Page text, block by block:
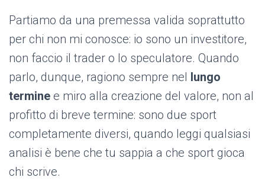
Partiamo da una premessa valida soprattutto
per chi non mi conosce: io sono un investitore,
non faccio il trader o lo speculatore. Quando
parlo, dunque, ragiono sempre nel lungo
termine e miro alla creazione del valore, non al
profitto di breve termine: sono due sport
completamente diversi, quando leggi qualsiasi
analisi è bene che tu sappia a che sport gioca
chi scrive.